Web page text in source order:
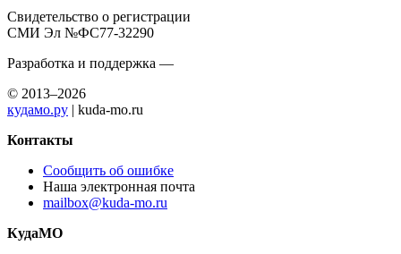
Свидетельство о регистрации
СМИ Эл №ФС77-32290
Разработка и поддержка —
© 2013–2026
кудамо.ру | kuda-mo.ru
Контакты
Сообщить об ошибке
Наша электронная почта
mailbox@kuda-mo.ru
КудаМО